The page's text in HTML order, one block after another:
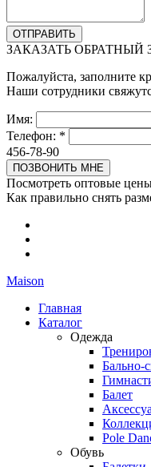
ЗАКАЗАТЬ ОБРАТНЫЙ
Пожалуйста, заполните
Наши сотрудники
Имя:
Телефон: *
456-78-90
Посмотреть оптовые
Как правильно снять
Maison
Главная
Каталог
Одежда
Бально-
Балет
Pole
Обувь